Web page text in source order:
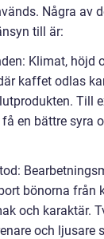
Några av
till är:
Klimat, höjd
kaffet odlas
Till
en bättre syra
bönorna från
och karaktär.
och ljusare